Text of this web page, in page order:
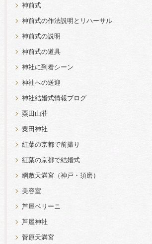
神前式
神前式の作法説明とリハーサル
神前式の説明
神前式の道具
神社に到着シーン
神社への送迎
神社結婚式情報ブログ
粟田山荘
粟田神社
紅葉の京都で前撮り
紅葉の京都で結婚式
綱敷天満宮（神戸・須磨）
美容室
芦屋ベリーニ
芦屋神社
菅原天満宮